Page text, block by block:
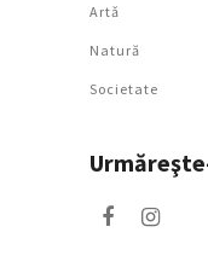
Artǎ
Natură
Societate